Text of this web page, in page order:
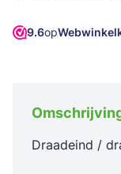
9.6op
Draadeind /